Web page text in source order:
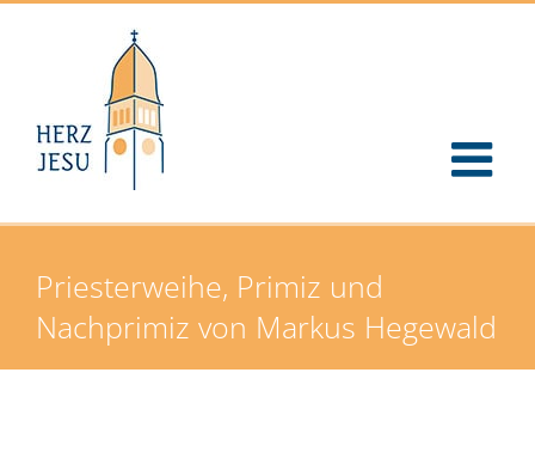
Zum
Priesterweihe, Primiz und
Nachprimiz von Markus Hegewald